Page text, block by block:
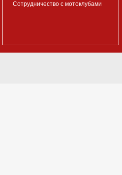
Сотрудничество с мотоклубами